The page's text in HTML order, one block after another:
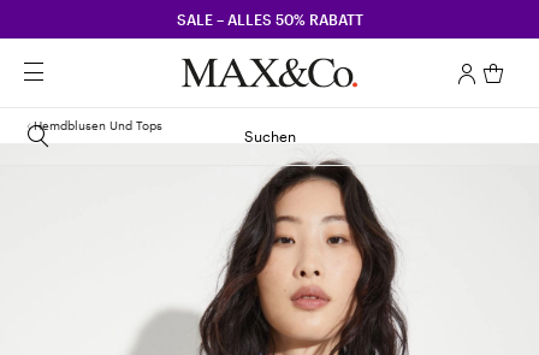
SALE – ALLES 50% RABATT
Suchen
Hemdblusen Und Tops